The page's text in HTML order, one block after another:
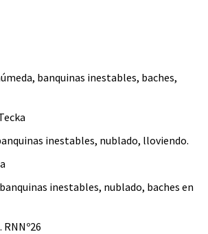
banquinas inestables, baches,
inestables, nublado, lloviendo.
inestables, nublado, baches en
RNNº26